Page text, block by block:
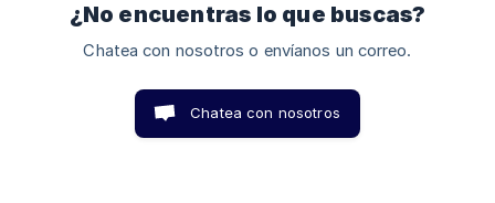
¿No encuentras lo que buscas?
Chatea con nosotros o envíanos un correo.
Chatea con nosotros